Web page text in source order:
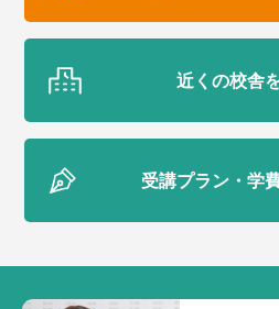
近くの校舎
受講プラン・学